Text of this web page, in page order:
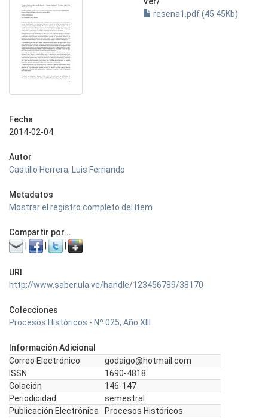
resena1.pdf (45.45Kb)
Fecha
2014-02-04
Autor
Castillo Herrera, Luis Fernando
Metadatos
Mostrar el registro completo del ítem
Compartir por...
URI
http://www.saber.ula.ve/handle/123456789/38170
Colecciones
Procesos Históricos - Nº 025, Año XIII
Información Adicional
Correo Electrónico
godaigo@hotmail.com
ISSN
1690-4818
Colación
146-147
Periodicidad
semestral
Publicación Electrónica
Procesos Históricos